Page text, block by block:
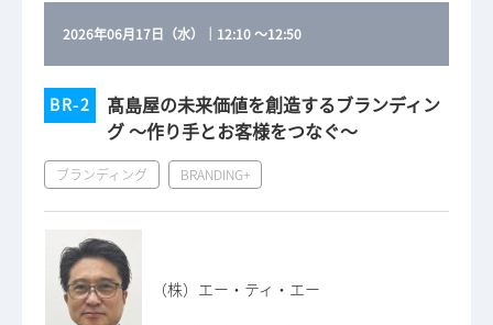
2026年06月17日（水） ｜ 12:10～12:50
BR-2
髙島屋の未来価値を創造するブランディン
グ 〜作り手とお客様をつなぐ〜
ブランディング BRANDING+
（株）エー・ティ・エー